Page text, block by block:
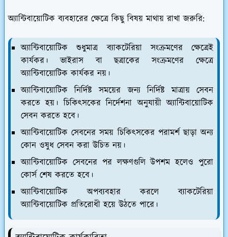
অ্যান্টিবায়োটিক ব্যবহারের ক্ষেত্রে কিছু বিষয় মাথায় রাখা জরুরি:
অ্যান্টিবায়োটিক শুধুমাত্র ব্যাকটেরিয়া সংক্রমণের ক্ষেত্রেই
কার্যকর। ভাইরাস বা ছত্রাকের সংক্রমণের ক্ষেত্রে
অ্যান্টিবায়োটিক কার্যকর নয়।
অ্যান্টিবায়োটিক নির্দিষ্ট সময়ের জন্য নির্দিষ্ট মাত্রায় সেবন
করতে হয়। চিকিৎসকের নির্দেশনা অনুযায়ী অ্যান্টিবায়োটিক
সেবন করতে হবে।
অ্যান্টিবায়োটিক সেবনের সময় চিকিৎসকের পরামর্শ ছাড়া অন্য
কোন ওষুধ সেবন করা উচিত নয়।
অ্যান্টিবায়োটিক সেবনের পর লক্ষণগুলি উপশম হলেও পুরো
কোর্স শেষ করতে হবে।
অ্যান্টিবায়োটিক অপব্যবহার করলে ব্যাকটেরিয়া
অ্যান্টিবায়োটিক প্রতিরোধী হয়ে উঠতে পারে।